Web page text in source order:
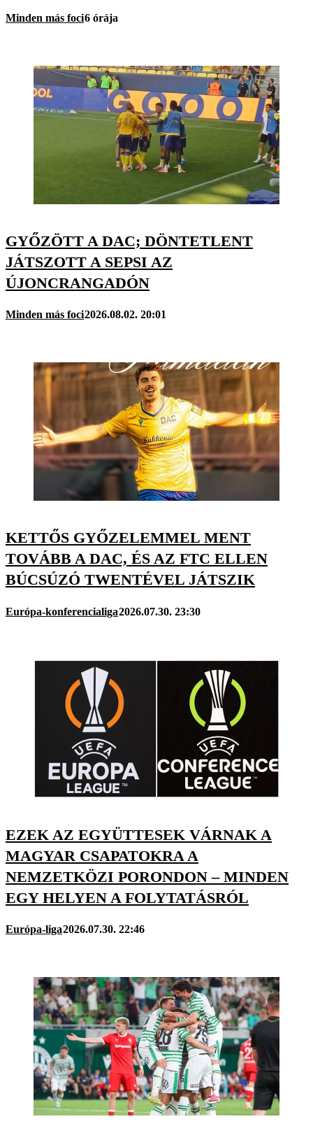
Minden más foci6 órája
GYŐZÖTT A DAC; DÖNTETLENT
JÁTSZOTT A SEPSI AZ
ÚJONCRANGADÓN
Minden más foci2026.08.02. 20:01
KETTŐS GYŐZELEMMEL MENT
TOVÁBB A DAC, ÉS AZ FTC ELLEN
BÚCSÚZÓ TWENTÉVEL JÁTSZIK
Európa-konferencialiga2026.07.30. 23:30
EZEK AZ EGYÜTTESEK VÁRNAK A
MAGYAR CSAPATOKRA A
NEMZETKÖZI PORONDON – MINDEN
EGY HELYEN A FOLYTATÁSRÓL
Európa-liga2026.07.30. 22:46